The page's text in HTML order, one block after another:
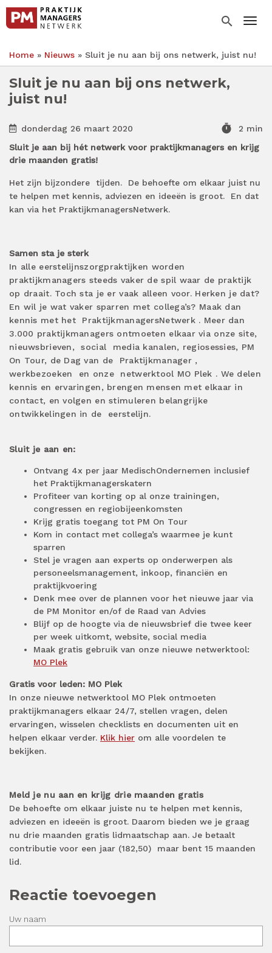
Overslaan
naar
inhoud
search
Home Nieuws Sluit je nu aan bij ons netwerk, juist nu!
Sluit je nu aan bij ons netwerk,
juist nu!
donderdag 26 maart 2020 timer
2 min
Sluit je aan bij hét netwerk voor praktijkmanagers en krijg
drie maanden gratis!
Het zijn bijzondere tijden. De behoefte om elkaar juist nu
te helpen met kennis, adviezen en ideeën is groot. En dat
kan via het PraktijkmanagersNetwerk.
Samen sta je sterk
In alle eerstelijnszorgpraktijken worden
praktijkmanagers steeds vaker de spil waar de praktijk
op draait. Toch sta je er vaak alleen voor. Herken je dat?
En wil je wat vaker sparren met collega’s? Maak dan
kennis met het PraktijkmanagersNetwerk . Meer dan
3.000 praktijkmanagers ontmoeten elkaar via onze site,
nieuwsbrieven,social
media kanalen, regiosessies, PM
On Tour, de Dag van de Praktijkmanager ,
werkbezoeken
en onze netwerktool MO Plek . We delen
kennis en ervaringen, brengen mensen met elkaar in
contact, en volgen en stimuleren belangrijke
ontwikkelingen in de eerstelijn.
Sluit je aan en:
Ontvang 4x per jaar MedischOndernemen inclusief
het Praktijkmanagerskatern
Profiteer van korting op al onze trainingen,
congressen en regiobijeenkomsten
Krijg gratis toegang tot PM On Tour
Kom in contact met collega’s waarmee je kunt
sparren
Stel je vragen aan experts op onderwerpen als
personeelsmanagement, inkoop, financiën en
praktijkvoering
Denk mee over de plannen voor het nieuwe jaar via
de PM Monitor en/of de Raad van Advies
Blijf op de hoogte via de nieuwsbrief die twee keer
per week uitkomt, website, social media
Maak gratis gebruik van onze nieuwe netwerktool:
MO Plek
Gratis voor leden: MO Plek
In onze nieuwe netwerktool MO Plek ontmoeten
praktijkmanagers elkaar 24/7, stellen vragen, delen
ervaringen, wisselen checklists en documenten uit en
helpen elkaar verder. Klik hier om alle voordelen te
bekijken.
Meld je nu aan en krijg drie maanden gratis
De behoefte om elkaar juiste nu te helpen met kennis,
adviezen en ideeën is groot. Daarom bieden we je graag
nu drie maanden gratis lidmaatschap aan. Je betaalt
contributie voor een jaar (182,50) maar bent 15 maanden
lid.
Reactie toevoegen
Uw naam